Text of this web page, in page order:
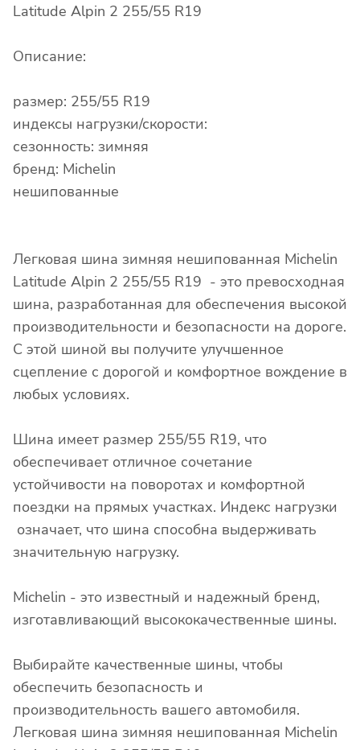
Latitude Alpin 2 255/55 R19
Описание:
размер: 255/55 R19
индексы нагрузки/скорости:
сезонность: зимняя
бренд: Michelin
нешипованные
Легковая шина зимняя нешипованная Michelin
Latitude Alpin 2 255/55 R19 - это превосходная
шина, разработанная для обеспечения высокой
производительности и безопасности на дороге.
С этой шиной вы получите улучшенное
сцепление с дорогой и комфортное вождение в
любых условиях.
Шина имеет размер 255/55 R19, что
обеспечивает отличное сочетание
устойчивости на поворотах и комфортной
поездки на прямых участках. Индекс нагрузки
означает, что шина способна выдерживать
значительную нагрузку.
Michelin - это известный и надежный бренд,
изготавливающий высококачественные шины.
Выбирайте качественные шины, чтобы
обеспечить безопасность и
производительность вашего автомобиля.
Легковая шина зимняя нешипованная Michelin